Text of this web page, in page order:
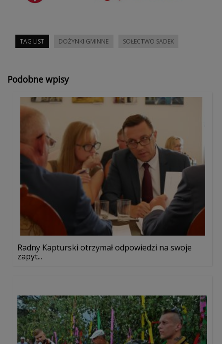
TAG LIST DOŻYNKI GMINNE SOŁECTWO SADEK
Podobne wpisy
Radny Kapturski otrzymał odpowiedzi na swoje
zapyt...